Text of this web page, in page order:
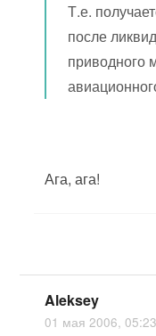
Т.е.
после
приводного
Ага, ага!
Aleksey
01 мая 2006,